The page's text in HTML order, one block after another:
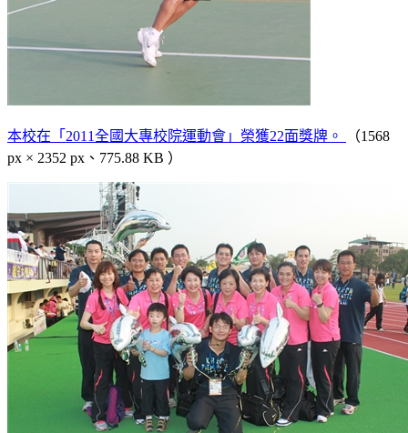
本校在「2011全國大專校院運動會」榮獲22面獎牌。
（1568
px × 2352 px、775.88 KB ）